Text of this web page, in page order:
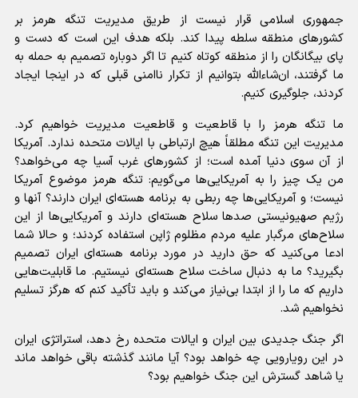
جمهوری اسلامی قرار نیست از طریق مدیریت تنگه هرمز بر
کشور‌های منطقه سلطه پیدا کند. بلکه هدف این است که دست و
پای بیگانگان را از منطقه کوتاه کنیم تا اگر دوباره تصمیم به حمله به
ما گرفتند، ان‌شاءالله بتوانیم از تکرار ناامنی قبلی که در اینجا ایجاد
کردند، جلوگیری کنیم.
ما تنگه هرمز را با قاطعیت و قاطعیت مدیریت خواهیم کرد.
مدیریت این تنگه مطلقاً هیچ ارتباطی با ایالات متحده ندارد. آمریکا
از آن سوی دنیا آمده است؛ از کشور‌های غرب آسیا چه می‌خواهد؟
من یک چیز را به آمریکایی‌ها می‌گویم: تنگه هرمز موضوع آمریکا
نیست؛ و آمریکایی‌ها چه ربطی به برنامه هسته‌ای ایران دارند؟ آنها و
رژیم صهیونیستی صد‌ها سلاح هسته‌ای دارند و آمریکایی‌ها از این
سلاح‌های مرگبار علیه مردم مظلوم ژاپن استفاده کردند؛ و حالا شما
ادعا می‌کنید که حق دارید در مورد برنامه هسته‌ای ایران تصمیم
بگیرید؟ ما به دنبال ساخت سلاح هسته‌ای نیستیم. ما قابلیت‌هایی
داریم که ما را از ابتدا بی‌نیاز می‌کند و باید تأکید کنم که هرگز تسلیم
نخواهیم شد.
اگر جنگ جدیدی بین ایران و ایالات متحده رخ دهد، استراتژی ایران
در این رویارویی چه خواهد بود؟ آیا مانند گذشته باقی خواهد ماند
یا شاهد گسترش این جنگ خواهیم بود؟